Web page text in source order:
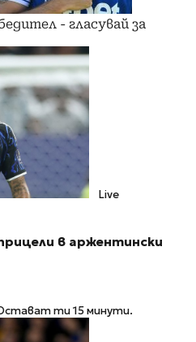
- гласувай за
Live
в аржентински
Остават ти 15 минути.